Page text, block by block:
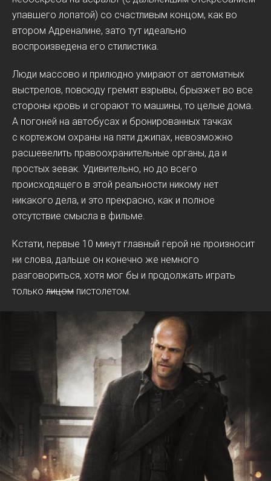
упавшего лопатой) со счастливым концом, как во
втором Адреналине, зато тут идеально
воспроизведена его стилистика.
Люди массово и прилюдно умирают от автоматных
выстрелов, повсюду гремят взрывы, брызжет во все
стороны кровь и сгорают то машины, то целые дома.
А погоней на автобусах и бронированных тачках
с кортежом охраны на пяти джипах, невозможно
расшевелить правоохранительные органы, да и
простых зевак. Удивительно, но до всего
происходящего в этой реальности никому нет
никакого дела, и это прекрасно, как и полное
отсутствие смысла в фильме.
Кстати, первые 10 минут главный герой не произносит
ни слова, дальше он конечно же немного
разговориться, хотя мог бы и продолжать играть
только лицом пистолетом.